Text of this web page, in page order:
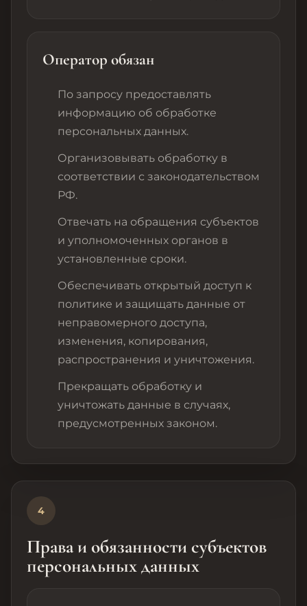
Оператор обязан
По запросу предоставлять
информацию об обработке
персональных данных.
Организовывать обработку в
соответствии с законодательством
РФ.
Отвечать на обращения субъектов
и уполномоченных органов в
установленные сроки.
Обеспечивать открытый доступ к
политике и защищать данные от
неправомерного доступа,
изменения, копирования,
распространения и уничтожения.
Прекращать обработку и
уничтожать данные в случаях,
предусмотренных законом.
4
Права и обязанности субъектов
персональных данных